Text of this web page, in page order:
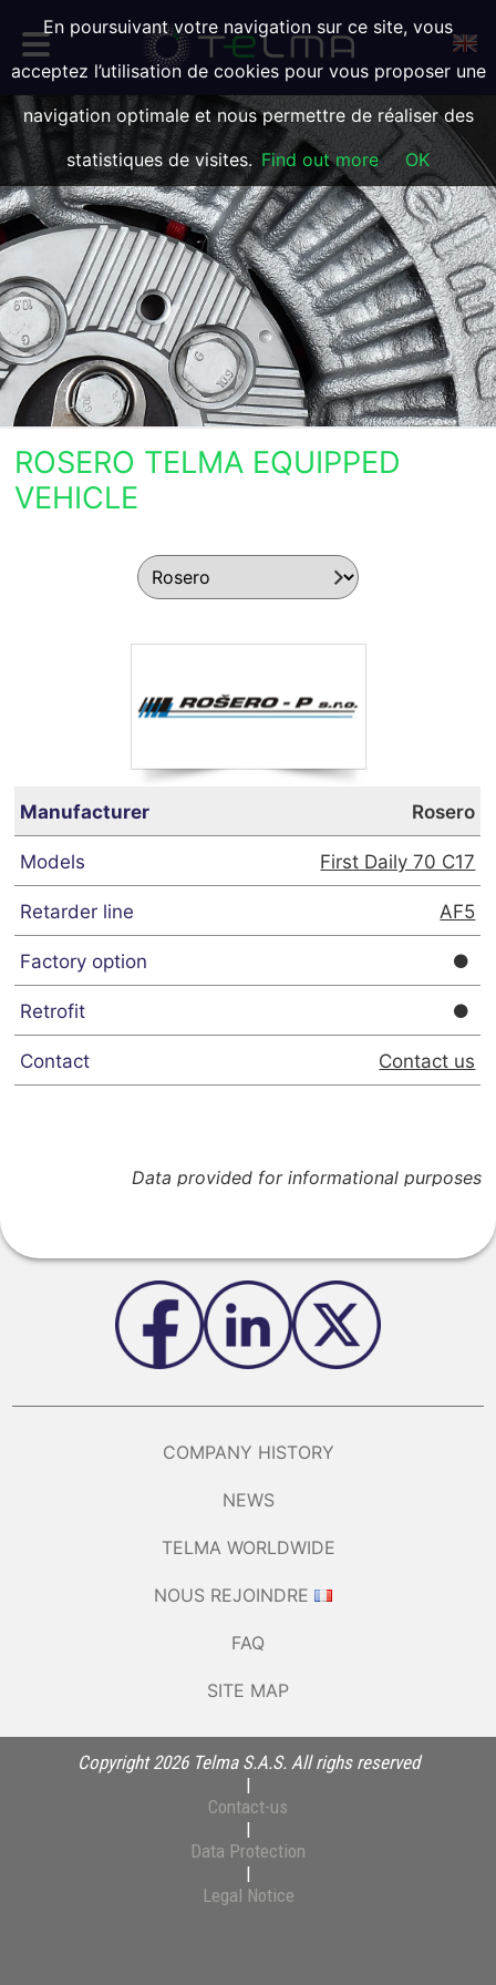
ROSERO TELMA EQUIPPED
VEHICLE
Rosero
First Daily 70 C17
AF5
Contact us
Data provided for informational purposes
COMPANY HISTORY
NEWS
TELMA WORLDWIDE
NOUS REJOINDRE
FAQ
SITE MAP
Copyright 2026 Telma S.A.S. All righs reserved
|
Contact-us
|
Data Protection
|
Legal Notice
En poursuivant votre navigation sur ce site, vous
acceptez l’utilisation de cookies pour vous proposer une
navigation optimale et nous permettre de réaliser des
statistiques de visites. Find out more OK